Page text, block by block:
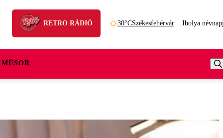
RETRO RÁDIÓ 30°CSzékesfehérvár Ibolya